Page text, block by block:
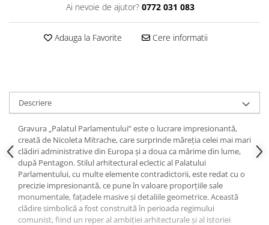
Ai nevoie de ajutor? 0772 031 083
Adauga la Favorite Cere informatii
Descriere
Gravura „Palatul Parlamentului” este o lucrare impresionantă,
creată de Nicoleta Mitrache, care surprinde măreția celei mai mari
clădiri administrative din Europa și a doua ca mărime din lume,
după Pentagon. Stilul arhitectural eclectic al Palatului
Parlamentului, cu multe elemente contradictorii, este redat cu o
precizie impresionantă, ce pune în valoare proporțiile sale
monumentale, fațadele masive și detaliile geometrice. Această
clădire simbolică a fost construită în perioada regimului
comunist, fiind un reper al ambiției arhitecturale și al istoriei